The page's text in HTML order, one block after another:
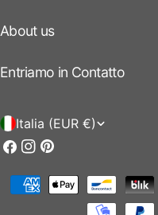
About us
Entriamo in Contatto
P
a
Italia (EUR €)
Facebook
Instagram
Pinterest
Modalità